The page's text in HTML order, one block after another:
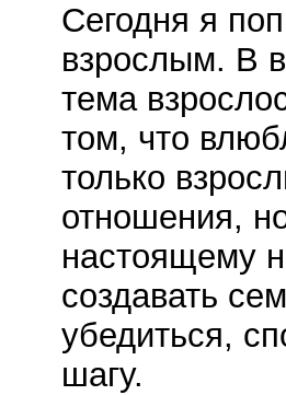
Сегодня я
взрослым. В
тема
том, что
только
отношения,
настоящему
создавать
убедиться,
шагу.